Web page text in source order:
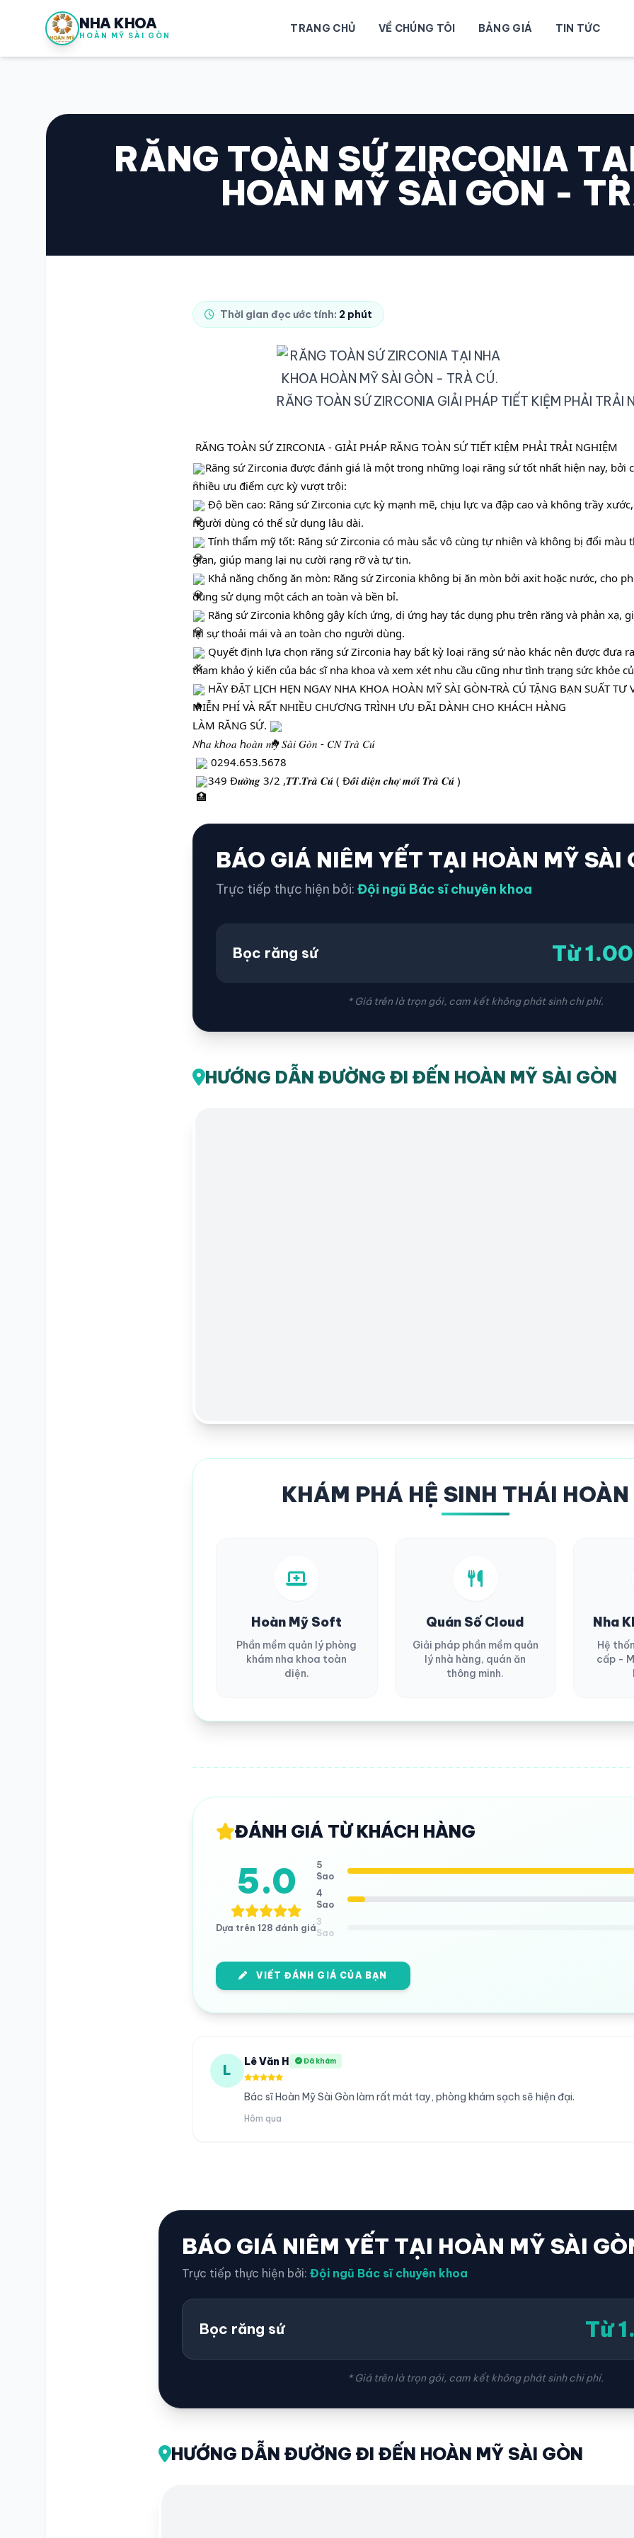
NHA KHOA
HOÀN MỸ SÀI GÒN
TRANG CHỦ VỀ CHÚNG TÔI BẢNG GIÁ TIN TỨC
RĂNG TOÀN SỨ ZIRCONIA
HOÀN MỸ SÀI GÒN -
Thời gian đọc ước tính: 2 phút
RĂNG TOÀN SỨ ZIRCONIA GIẢI PHÁP TIẾT KIỆM PHẢI TRẢI
RĂNG TOÀN SỨ ZIRCONIA - GIẢI PHÁP RĂNG TOÀN SỨ TIẾT KIỆM PHẢI TRẢI NGHIỆM
Răng sứ Zirconia được đánh giá là một trong những loại răng sứ tốt nhất hiện nay, bởi
nhiều ưu điểm cực kỳ vượt trội:
Độ bền cao: Răng sứ Zirconia cực kỳ mạnh mẽ, chịu lực va đập cao và không trầy
người dùng có thể sử dụng lâu dài.
Tính thẩm mỹ tốt: Răng sứ Zirconia có màu sắc vô cùng tự nhiên và không bị đổi màu
gian, giúp mang lại nụ cười rạng rỡ và tự tin.
Khả năng chống ăn mòn: Răng sứ Zirconia không bị ăn mòn bởi axit hoặc nước, cho
dùng sử dụng một cách an toàn và bền bỉ.
Răng sứ Zirconia không gây kích ứng, dị ứng hay tác dụng phụ trên răng và phản xạ,
lại sự thoải mái và an toàn cho người dùng.
Quyết định lựa chọn răng sứ Zirconia hay bất kỳ loại răng sứ nào khác nên được đưa
tham khảo ý kiến của bác sĩ nha khoa và xem xét nhu cầu cũng như tình trạng sức khỏe
HÃY ĐẶT LỊCH HẸN NGAY NHA KHOA HOÀN MỸ SÀI GÒN-TRÀ CÚ TẶNG BẠN SUẤT TƯ
MIỄN PHÍ VÀ RẤT NHIỀU CHƯƠNG TRÌNH ƯU ĐÃI DÀNH CHO KHÁCH HÀNG
LÀM RĂNG SỨ.
𝑁ℎ𝑎 𝑘ℎ𝑜𝑎 ℎ𝑜𝑎̀𝑛 𝑚𝑦̃ 𝑆𝑎̀𝑖 𝐺𝑜̀𝑛 - 𝐶𝑁 𝑇𝑟𝑎̀ 𝐶𝑢́
0294.653.5678
349 Đ𝒖̛𝒐̛̀𝒏𝒈 3/2 ,𝑻𝑻.𝑻𝒓𝒂̀ 𝑪𝒖́ ( Đ𝒐̂́𝒊 𝒅𝒊𝒆̣̂𝒏 𝒄𝒉𝒐̛̣ 𝒎𝒐̛́𝒊 𝑻𝒓𝒂̀ 𝑪𝒖́ )
BÁO GIÁ NIÊM YẾT TẠI HOÀN MỸ SÀI
Trực tiếp thực hiện bởi: Đội ngũ Bác sĩ chuyên khoa
Bọc răng sứ Từ
* Giá trên là trọn gói, cam kết không phát sinh chi phí.
HƯỚNG DẪN ĐƯỜNG ĐI ĐẾN HOÀN MỸ SÀI GÒN
KHÁM PHÁ HỆ SINH THÁI
Hoàn Mỹ Soft
Phần mềm quản lý phòng
khám nha khoa toàn
diện.
Quán Số Cloud
Giải pháp phần mềm quản
lý nhà hàng, quán ăn
thông minh.
Nha
Hệ
cấp -
ĐÁNH GIÁ TỪ KHÁCH HÀNG
5.0
Dựa trên 128 đánh giá
5
Sao
4
Sao
3
Sao
VIẾT ĐÁNH GIÁ CỦA BẠN
L
Lê Văn H Đã khám
Bác sĩ Hoàn Mỹ Sài Gòn làm rất mát tay, phòng khám sạch sẽ hiện đại.
Hôm qua
BÁO GIÁ NIÊM YẾT TẠI HOÀN MỸ SÀI
Trực tiếp thực hiện bởi: Đội ngũ Bác sĩ chuyên khoa
Bọc răng sứ Từ
* Giá trên là trọn gói, cam kết không phát sinh chi phí.
HƯỚNG DẪN ĐƯỜNG ĐI ĐẾN HOÀN MỸ SÀI GÒN